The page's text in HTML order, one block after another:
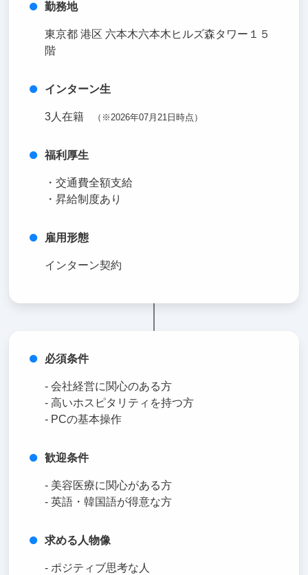
勤務地
東京都 港区 六本木六本木ヒルズ森タワー１５
階
インターン生
3人在籍 （※2026年07月21日時点）
福利厚生
・交通費全額支給
・昇給制度あり
雇用形態
インターン契約
必須条件
- 会社経営に関心のある方
- 高いホスピタリティを持つ方
- PCの基本操作
歓迎条件
- 美容医療に関心がある方
- 英語・韓国語が得意な方
求める人物像
- ポジティブ思考な人